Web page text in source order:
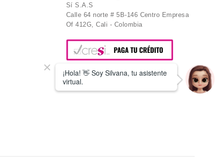
Sí S.A.S
Calle 64 norte # 5B-146 Centro Empresa
Of 412G, Cali - Colombia